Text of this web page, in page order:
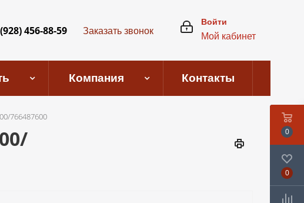
Войти
Мой кабинет
456-88-59 Заказать звонок
Компания Контакты
766487600
0
0